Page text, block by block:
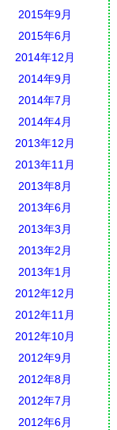
2015年9月
2015年6月
2014年12月
2014年9月
2014年7月
2014年4月
2013年12月
2013年11月
2013年8月
2013年6月
2013年3月
2013年2月
2013年1月
2012年12月
2012年11月
2012年10月
2012年9月
2012年8月
2012年7月
2012年6月